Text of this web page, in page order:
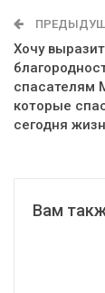
Хочу
спасателям
которые
сегодня
Вам